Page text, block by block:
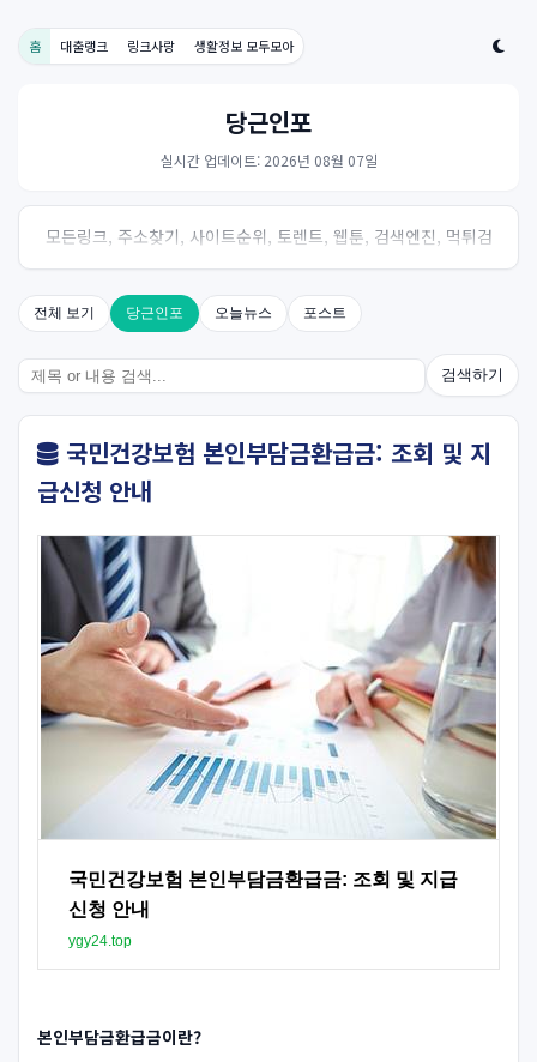
홈 대출랭크 링크사랑 생활정보 모두모아
당근인포
실시간 업데이트: 2026년 08월 07일
모든링크, 주소찾기, 사이트순위, 토렌트, 웹툰, 검색엔진, 먹튀검
증, 스포츠, 드라마, 커뮤니티 링크사이트! 여기여
전체 보기 당근인포 오늘뉴스 포스트
검색하기
국민건강보험 본인부담금환급금: 조회 및 지
급신청 안내
국민건강보험 본인부담금환급금: 조회 및 지급
신청 안내
ygy24.top
본인부담금환급금이란?